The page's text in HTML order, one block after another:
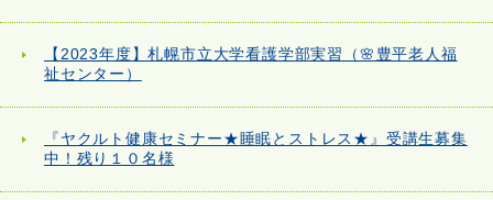
【2023年度】札幌市立大学看護学部実習（🌸豊平老人福
祉センター）
『ヤクルト健康セミナー★睡眠とストレス★』受講生募集
中！残り１０名様